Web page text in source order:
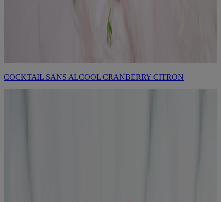
COCKTAIL SANS ALCOOL CRANBERRY CITRON